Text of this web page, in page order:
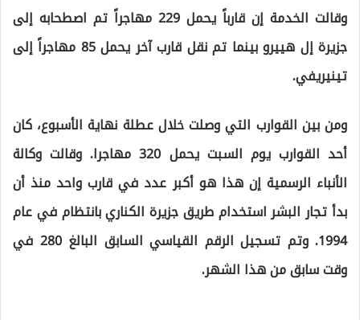
وقالت الخدمة إن قارباً يحمل 229 مهاجراً تم اصطحابه إلى
جزيرة إل هييرو بينما تم نقل قارب آخر يحمل 85 مهاجراً إلى
تينيريفي.
ومن بين القوارب التي وصلت خلال عطلة نهاية الأسبوع، كان
أحد القوارب يوم السبت يحمل 320 مهاجرا. وقالت وكالة
الأنباء الرسمية إن هذا هو أكبر عدد في قارب واحد منذ أن
بدأ تجار البشر استخدام طريق جزيرة الكناري بانتظام في عام
1994. وتم تسجيل الرقم القياسي السابق البالغ 280 في
وقت سابق من هذا الشهر.